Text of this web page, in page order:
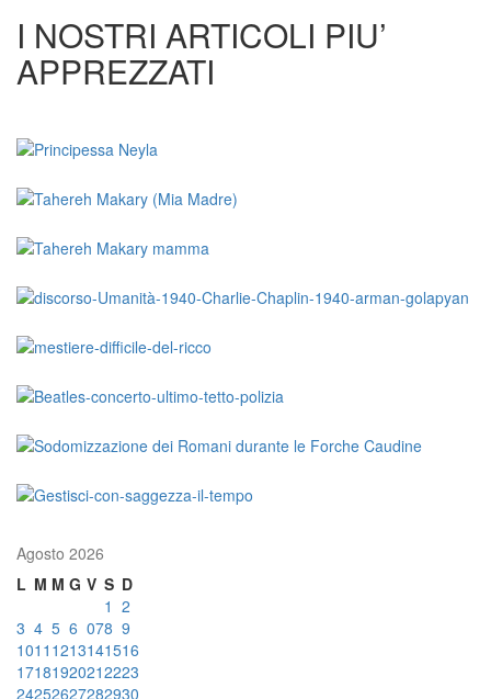
I NOSTRI ARTICOLI PIU’
APPREZZATI
Agosto 2026
L M M G V S D
1 2
3 4 5 6 078 9
1011 1213141516
17181920212223
24252627282930